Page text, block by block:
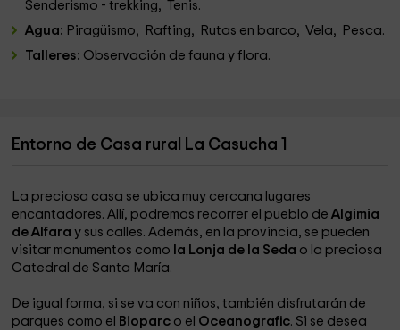
Senderismo - trekking, Tenis.
Agua: Piragüismo, Rafting, Rutas en barco, Vela, Pesca.
Talleres: Observación de fauna y flora.
Entorno de Casa rural La Casucha 1
La preciosa casa se ubica muy cercana lugares
encantadores. Allí, podremos recorrer el pueblo de Algimia
de Alfaray sus calles. Además, en la provincia, se pueden
visitar monumentos como la Lonja de la Seda o la preciosa
Catedral de Santa María.
De igual forma, si se va con niños, también disfrutarán de
parques como el
Bioparc o el Oceanografic. Si se desea